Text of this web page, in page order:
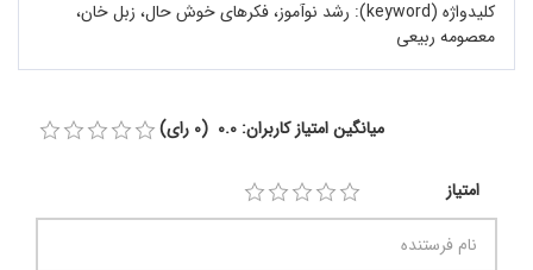
کلیدواژه (keyword):
رشد نوآموز، فکرهای خوش حال، زبل خان،
معصومه ربیعی
میانگین امتیاز کاربران: 0.0 (0 رای)
امتیاز